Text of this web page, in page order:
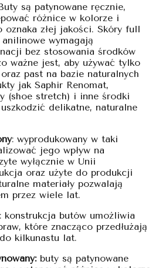
są patynowane ręcznie,
różnice w kolorze i
złej jakości. Skóry full
wymagają
bez stosowania środków
ważne jest, aby używać tylko
past na bazie naturalnych
jak Saphir Renomat,
(shoe stretch) i inne środki
delikatne, naturalne
: wyprodukowany w taki
jego wpływ na
wyłącznie w Unii
oraz użyte do produkcji
materiały pozwalają
przez wiele lat.
: konstrukcja butów umożliwia
które znacząco przedłużają
kilkunastu lat.
buty są patynowane